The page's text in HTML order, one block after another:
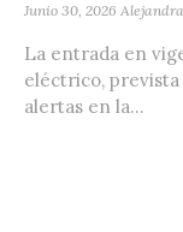
Junio 30, 2026
La entrada en
eléctrico, prevista
alertas en la...